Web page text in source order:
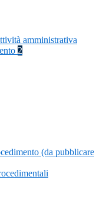
amministrativa
2
(da pubblicare